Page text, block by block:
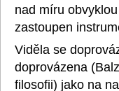
nad míru
zastoupen
Viděla se
doprovázena
filosofii) jako na